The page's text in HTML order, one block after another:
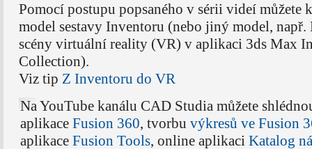
Pomocí postupu popsaného v sérii videí můžete
model sestavy Inventoru (nebo jiný model,
scény virtuální reality (VR) v aplikaci 3ds Max
Collection).
Viz tip Z Inventoru do VR
Na YouTube kanálu CAD Studia můžete
aplikace Fusion 360, tvorbu výkresů ve Fusion
aplikace Fusion Tools, online aplikaci Katalog